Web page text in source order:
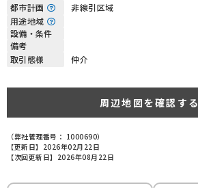
都市計画
非線引区域
用途地域
設備・条件
備考
取引態様
仲介
周辺地図を確認する
（弊社管理番号： 1000690）
【更新日】2026年02月22日
【次回更新日】2026年08月22日